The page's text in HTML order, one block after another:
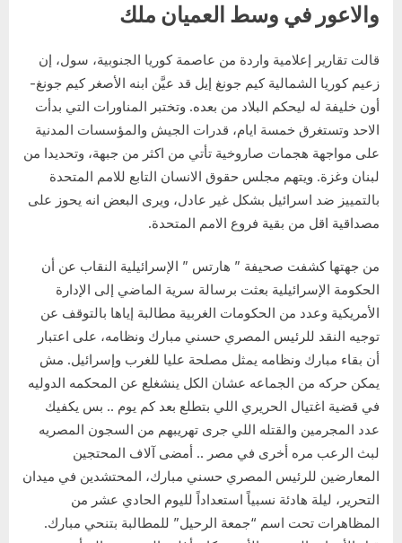
والاعور في وسط العميان ملك
قالت تقارير إعلامية واردة من عاصمة كوريا الجنوبية، سول، إن
زعيم كوريا الشمالية كيم جونغ إيل قد عيَّن ابنه الأصغر كيم جونغ-
أون خليفة له ليحكم البلاد من بعده. وتختبر المناورات التي بدأت
الاحد وتستغرق خمسة ايام، قدرات الجيش والمؤسسات المدنية
على مواجهة هجمات صاروخية تأتي من اكثر من جبهة، وتحديدا من
لبنان وغزة. ويتهم مجلس حقوق الانسان التابع للامم المتحدة
بالتمييز ضد اسرائيل بشكل غير عادل، ويرى البعض انه يحوز على
مصداقية اقل من بقية فروع الامم المتحدة.
من جهتها كشفت صحيفة ” هارتس ” الإسرائيلية النقاب عن أن
الحكومة الإسرائيلية بعثت برسالة سرية الماضي إلى الإدارة
الأمريكية وعدد من الحكومات الغربية مطالبة إياها بالتوقف عن
توجيه النقد للرئيس المصري حسني مبارك ونظامه، على اعتبار
أن بقاء مبارك ونظامه يمثل مصلحة عليا للغرب وإسرائيل. مش
يمكن حركه من الجماعه عشان الكل ينشغلع عن المحكمه الدوليه
في قضية اغتيال الحريري اللي بتطلع بعد كم يوم .. بس يكفيك
عدد المجرمين والقتله اللي جرى تهريبهم من السجون المصريه
لبث الرعب مره أخرى في مصر .. أمضى آلاف المحتجين
المعارضين للرئيس المصري حسني مبارك، المحتشدين في ميدان
التحرير، ليلة هادئة نسبياً استعداداً لليوم الحادي عشر من
المظاهرات تحت اسم “جمعة الرحيل” للمطالبة بتنحي مبارك.